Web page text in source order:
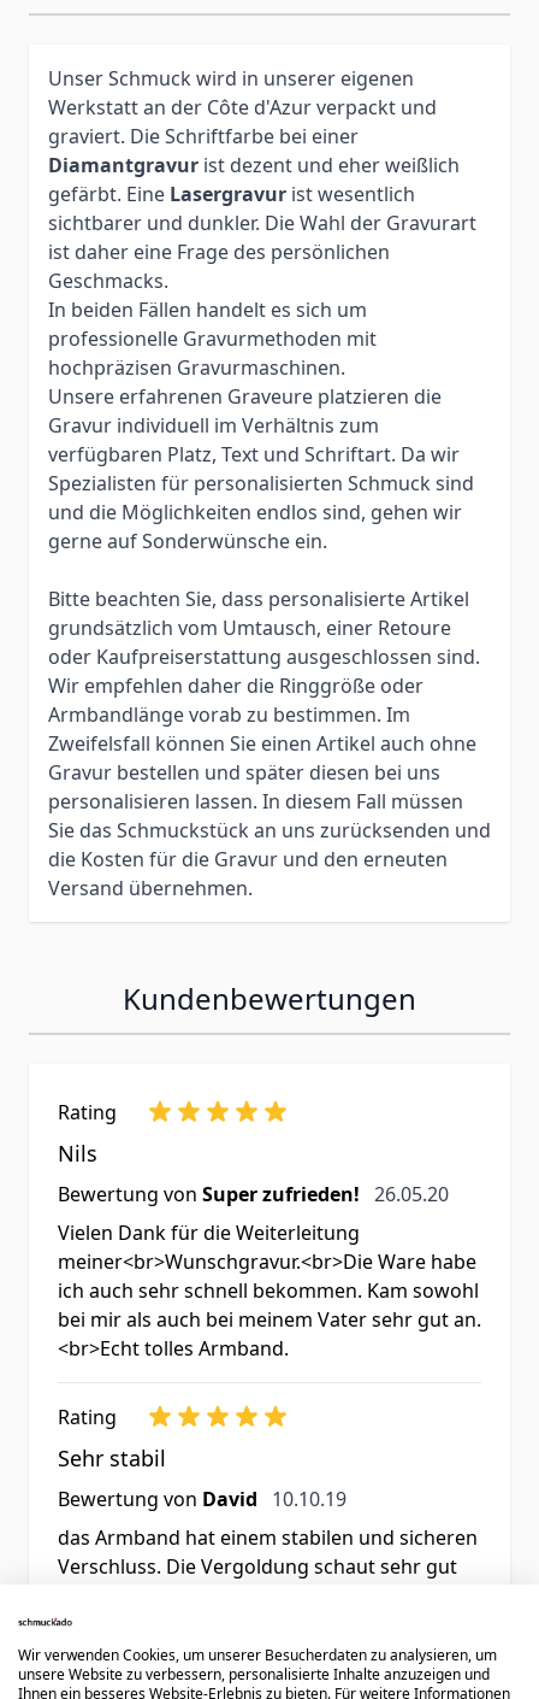
Unser Schmuck wird in unserer eigenen
Werkstatt an der Côte d'Azur verpackt und
graviert. Die Schriftfarbe bei einer
Diamantgravur ist dezent und eher weißlich
gefärbt. Eine Lasergravur ist wesentlich
sichtbarer und dunkler. Die Wahl der Gravurart
ist daher eine Frage des persönlichen
Geschmacks.
In beiden Fällen handelt es sich um
professionelle Gravurmethoden mit
hochpräzisen Gravurmaschinen.
Unsere erfahrenen Graveure platzieren die
Gravur individuell im Verhältnis zum
verfügbaren Platz, Text und Schriftart. Da wir
Spezialisten für personalisierten Schmuck sind
und die Möglichkeiten endlos sind, gehen wir
gerne auf Sonderwünsche ein.
Bitte beachten Sie, dass personalisierte Artikel
grundsätzlich vom Umtausch, einer Retoure
oder Kaufpreiserstattung ausgeschlossen sind.
Wir empfehlen daher die Ringgröße oder
Armbandlänge vorab zu bestimmen. Im
Zweifelsfall können Sie einen Artikel auch ohne
Gravur bestellen und später diesen bei uns
personalisieren lassen. In diesem Fall müssen
Sie das Schmuckstück an uns zurücksenden und
die Kosten für die Gravur und den erneuten
Versand übernehmen.
Kundenbewertungen
Rating
Nils
Bewertung von Super zufrieden! 26. Mai 2020
26.05.20
Vielen Dank für die Weiterleitung
meiner<br>Wunschgravur.<br>Die Ware habe
ich auch sehr schnell bekommen. Kam sowohl
bei mir als auch bei meinem Vater sehr gut an.
<br>Echt tolles Armband.
Rating
Sehr stabil
Bewertung von David 10. Oktober 2019
10.10.19
das Armband hat einem stabilen und sicheren
Verschluss. Die Vergoldung schaut sehr gut
Rating
Wir verwenden Cookies, um unserer Besucherdaten zu analysieren, um
unsere Website zu verbessern, personalisierte Inhalte anzuzeigen und
Ihnen ein besseres Website-Erlebnis zu bieten. Für weitere Informationen